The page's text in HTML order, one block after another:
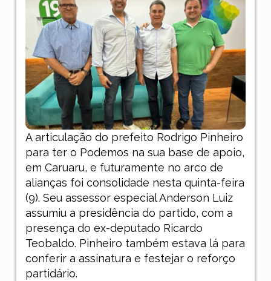
A articulação do prefeito Rodrigo Pinheiro
para ter o Podemos na sua base de apoio,
em Caruaru, e futuramente no arco de
alianças foi consolidade nesta quinta-feira
(9). Seu assessor especial Anderson Luiz
assumiu a presidência do partido, com a
presença do ex-deputado Ricardo
Teobaldo. Pinheiro também estava lá para
conferir a assinatura e festejar o reforço
partidário.